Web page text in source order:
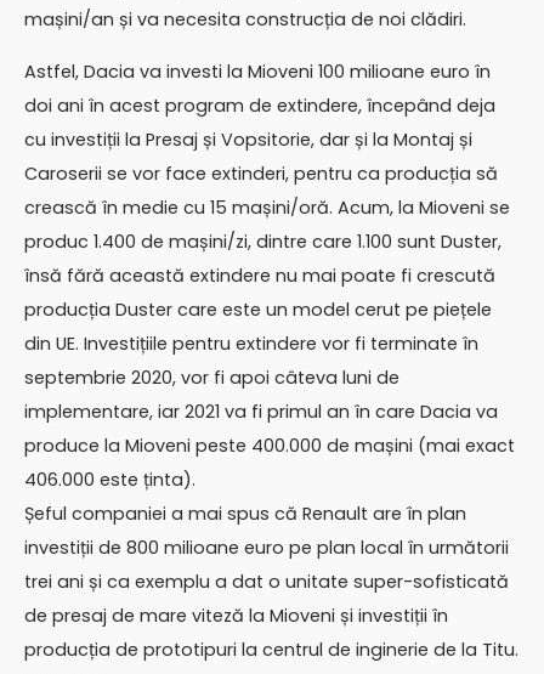
mașini/an și va necesita construcția de noi clădiri.
Astfel, Dacia va investi la Mioveni 100 milioane euro în
doi ani în acest program de extindere, începând deja
cu investiții la Presaj și Vopsitorie, dar și la Montaj și
Caroserii se vor face extinderi, pentru ca producția să
crească în medie cu 15 mașini/oră. Acum, la Mioveni se
produc 1.400 de mașini/zi, dintre care 1.100 sunt Duster,
însă fără această extindere nu mai poate fi crescută
producția Duster care este un model cerut pe piețele
din UE. Investițiile pentru extindere vor fi terminate în
septembrie 2020, vor fi apoi câteva luni de
implementare, iar 2021 va fi primul an în care Dacia va
produce la Mioveni peste 400.000 de mașini (mai exact
406.000 este ținta).
Șeful companiei a mai spus că Renault are în plan
investiții de 800 milioane euro pe plan local în următorii
trei ani și ca exemplu a dat o unitate super-sofisticată
de presaj de mare viteză la Mioveni și investiții în
producția de prototipuri la centrul de inginerie de la Titu.